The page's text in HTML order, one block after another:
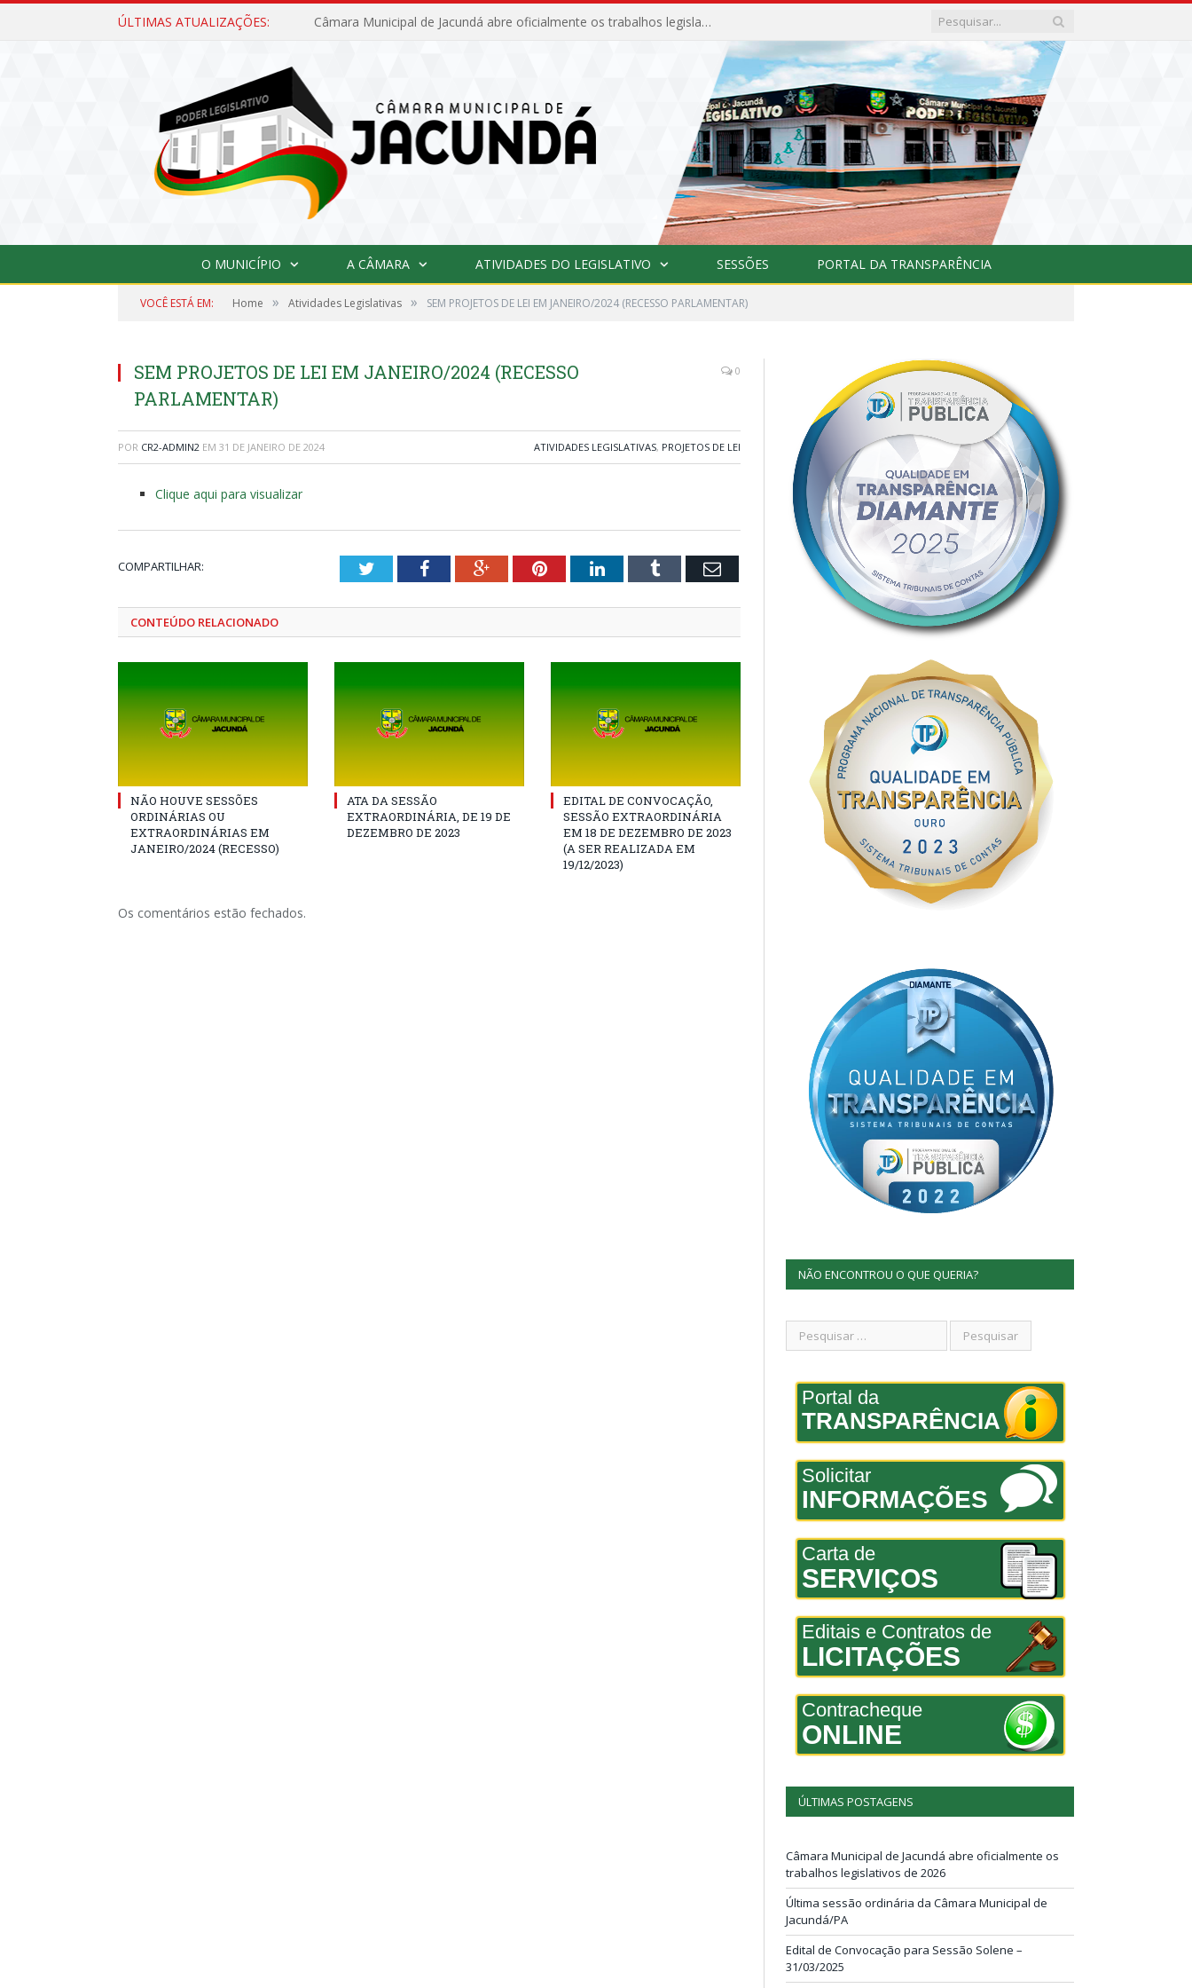
ÚLTIMAS ATUALIZAÇÕES: Câmara Municipal de Jacundá abre oficialmente os trabalhos legislativos de 2026
O MUNICÍPIO A CÂMARA ATIVIDADES DO LEGISLATIVO SESSÕES PORTAL DA TRANSPARÊNCIA
VOCÊ ESTÁ EM: Home » Atividades Legislativas » SEM PROJETOS DE LEI EM JANEIRO/2024 (RECESSO PARLAMENTAR)
SEM PROJETOS DE LEI EM JANEIRO/2024 (RECESSO
PARLAMENTAR)
0
POR CR2-ADMIN2 EM 31 DE JANEIRO DE 2024 ATIVIDADES LEGISLATIVAS, PROJETOS DE LEI
Clique aqui para visualizar
COMPARTILHAR: TwitterFacebookGoogle+PinterestLinkedInTumblr Email
CONTEÚDO RELACIONADO
NÃO HOUVE SESSÕES
ORDINÁRIAS OU
EXTRAORDINÁRIAS EM
JANEIRO/2024 (RECESSO)
ATA DA SESSÃO
EXTRAORDINÁRIA, DE 19 DE
DEZEMBRO DE 2023
EDITAL DE CONVOCAÇÃO,
SESSÃO EXTRAORDINÁRIA
EM 18 DE DEZEMBRO DE 2023
(A SER REALIZADA EM
19/12/2023)
Os comentários estão fechados.
NÃO ENCONTROU O QUE QUERIA?
Portal da
TRANSPARÊNCIA
Solicitar
INFORMAÇÕES
Carta de
SERVIÇOS
Editais e Contratos de
LICITAÇÕES
Contracheque
ONLINE
ÚLTIMAS POSTAGENS
Câmara Municipal de Jacundá abre oficialmente os
trabalhos legislativos de 2026
Última sessão ordinária da Câmara Municipal de
Jacundá/PA
Edital de Convocação para Sessão Solene –
31/03/2025